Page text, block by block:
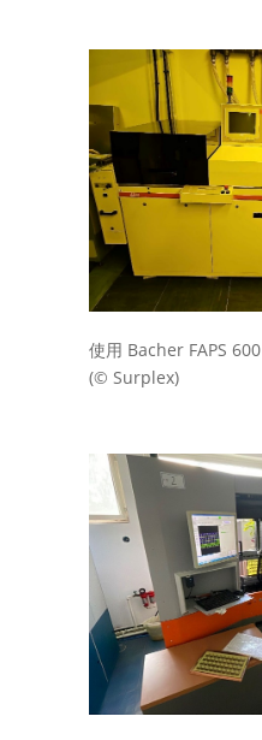
使用 Bacher FAPS 600
(© Surplex)